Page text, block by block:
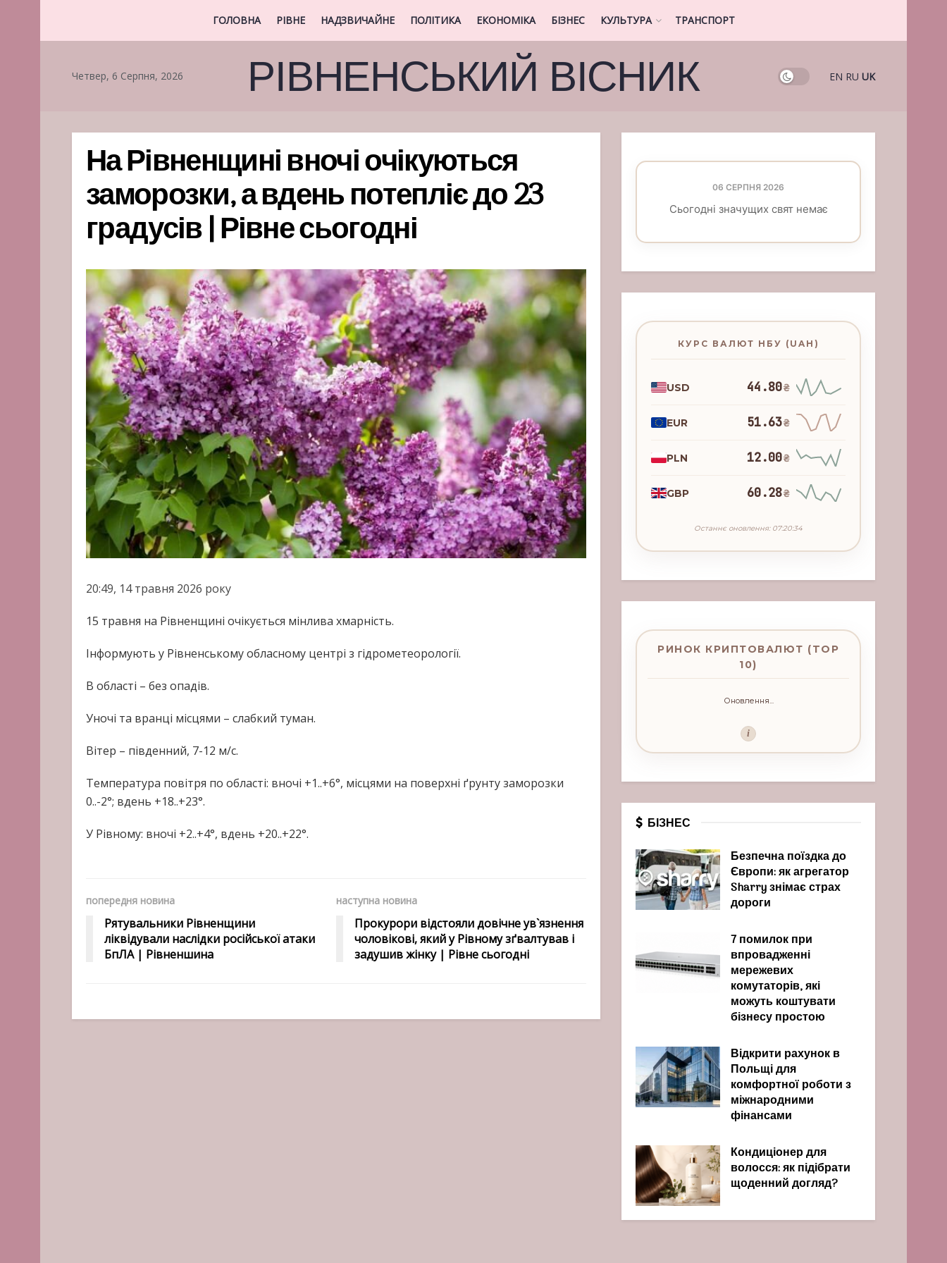
ГОЛОВНА РІВНЕ НАДЗВИЧАЙНЕ ПОЛІТИКА ЕКОНОМІКА БІЗНЕС КУЛЬТУРА ТРАНСПОРТ
Четвер, 6 Серпня, 2026 РІВНЕНСЬКИЙ ВІСНИК EN RU UK
На Рівненщині вночі очікуються
заморозки, а вдень потепліє до 23
градусів | Рівне сьогодні
20:49, 14 травня 2026 року
15 травня на Рівненщині очікується мінлива хмарність.
Інформують у Рівненському обласному центрі з гідрометеорології.
В області – без опадів.
Уночі та вранці місцями – слабкий туман.
Вітер – південний, 7-12 м/с.
Температура повітря по області: вночі +1..+6°, місцями на поверхні ґрунту заморозки
0..-2°; вдень +18..+23°.
У Рівному: вночі +2..+4°, вдень +20..+22°.
попередня новина
Рятувальники Рівненщини
ліквідували наслідки російської атаки
БпЛА | Рівненшина
наступна новина
Прокурори відстояли довічне ув`язнення
чоловікові, який у Рівному зґвалтував і
задушив жінку | Рівне сьогодні
06 СЕРПНЯ 2026
Сьогодні значущих свят немає
КУРС ВАЛЮТ НБУ (UAH)
USD 44.80₴
EUR 51.63₴
PLN 12.00₴
GBP 60.28₴
Останнє оновлення: 07:20:34
РИНОК КРИПТОВАЛЮТ (TOP
10)
Оновлення...
i
БІЗНЕС
Безпечна поїздка до
Європи: як агрегатор
Sharry знімає страх
дороги
7 помилок при
впровадженні
мережевих
комутаторів, які
можуть коштувати
бізнесу простою
Відкрити рахунок в
Польщі для
комфортної роботи з
міжнародними
фінансами
Кондиціонер для
волосся: як підібрати
щоденний догляд?